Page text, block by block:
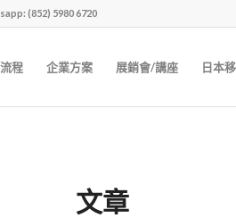
(852) 5980 6720
程 企業方案 展銷會/講座 日本
文章